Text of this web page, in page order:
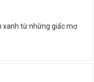
xanh từ những giấc mơ